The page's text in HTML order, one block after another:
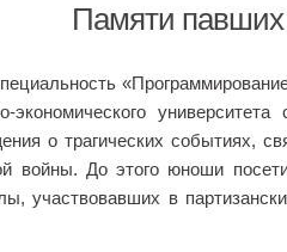
Памяти
экономического
о трагических событиях,
войны. До этого юноши
участвовавших в